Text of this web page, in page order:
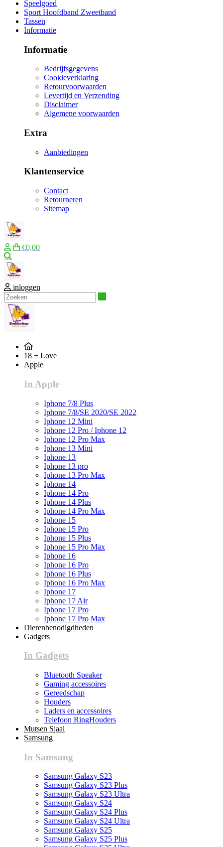
Speelgoed
Sport Hoofdband Zweetband
Tassen
Informatie
Informatie
Bedrijfsgegevens
Cookieverklaring
Retourvoorwaarden
Levertijd en Verzending
Disclaimer
Algemene voorwaarden
Extra
Aanbiedingen
Klantenservice
Contact
Retourneren
Sitemap
€0,00
inloggen
18 + Love
Apple
In Apple
Iphone 7/8 Plus
Iphone 7/8/SE 2020/SE 2022
Iphone 12 Mini
Iphone 12 Pro / Iphone 12
Iphone 12 Pro Max
Iphone 13 Mini
Iphone 13
Iphone 13 pro
Iphone 13 Pro Max
Iphone 14
Iphone 14 Pro
Iphone 14 Plus
Iphone 14 Pro Max
Iphone 15
Iphone 15 Pro
Iphone 15 Plus
Iphone 15 Pro Max
Iphone 16
Iphone 16 Pro
Iphone 16 Plus
Iphone 16 Pro Max
Iphone 17
Iphone 17 Air
Iphone 17 Pro
Iphone 17 Pro Max
Dierenbenodigdheden
Gadgets
In Gadgets
Bluetooth Speaker
Gaming accessoires
Gereedschap
Houders
Laders en accessoires
Telefoon RingHouders
Mutsen Sjaal
Samsung
In Samsung
Samsung Galaxy S23
Samsung Galaxy S23 Plus
Samsung Galaxy S23 Ultra
Samsung Galaxy S24
Samsung Galaxy S24 Plus
Samsung Galaxy S24 Ultra
Samsung Galaxy S25
Samsung Galaxy S25 Plus